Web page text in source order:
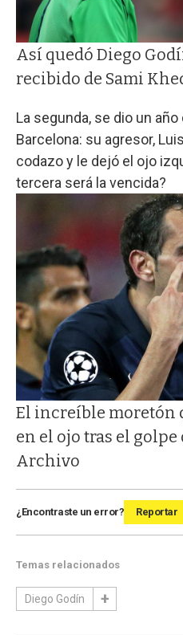
Así quedó Diego
recibido de Sami
La segunda, se dio un
Barcelona: su agresor,
codazo y le dejó el ojo
tercera será la vencida?
El increíble moretón
en el ojo tras el golpe
Archivo
¿Encontraste un error? Reportar
Temas relacionados
Diego Godín